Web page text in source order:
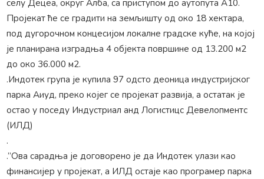
селу Децеа, округ Алба, са приступом до аутопута А10.
Пројекат ће се градити на земљишту од око 18 хектара,
под дугорочном концесијом локалне градске куће, на којој
је планирана изградња 4 објекта површине од 13.200 м2
до око 36.000 м2.
.Индотек група је купила 97 одсто деоница индустријског
парка Аиуд, преко којег се пројекат развија, а остатак је
остао у поседу Индустриал анд Логистицс Девелопментс
(ИЛД)
.
.”Ова сарадња је договорено је да Индотек улази као
финансијер у пројекат, а ИЛД остаје као програмер парка